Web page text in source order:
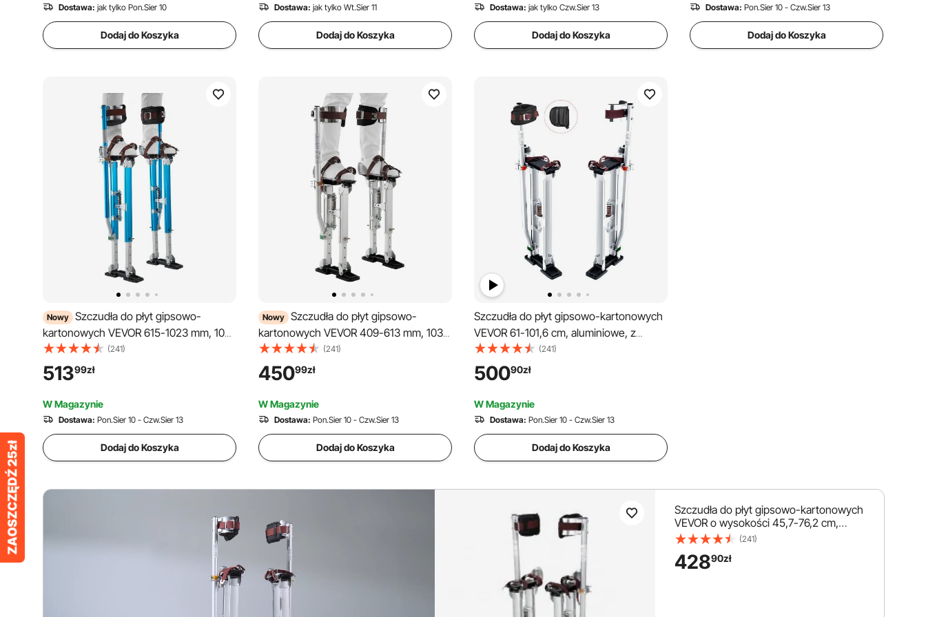
Dostawa: jak tylko Pon.Sier 10
Dodaj do Koszyka
elektryczne
Dostawa: jak tylko Wt.Sier 11
Dodaj do Koszyka
Prace elektryczne
Dostawa: jak tylko Czw.Sier 13
Dodaj do Koszyka
sufitów, placów budowy, czarne
Dostawa: Pon.Sier 10 - Czw.Sier 13
Dodaj do Koszyka
Nowy Szczudła do płyt gipsowo-
kartonowych VEVOR 615-1023 mm, 103
kg, wytrzymałe, z podwójnymi
sprężynami, antypoślizgowymi
podstawkami i pasem napinającym,
regulowane aluminiowe szczudła do płyt
gipsowo-kartonowych, konstrukcji
sufitów, placów budowy, niebieskie
(241)
51399zł
W Magazynie
Dostawa: Pon.Sier 10 - Czw.Sier 13
Dodaj do Koszyka
Nowy Szczudła do płyt gipsowo-
kartonowych VEVOR 409-613 mm, 103
kg, wytrzymałe, z podwójnymi
sprężynami, antypoślizgowymi
podstawkami i pasem napinającym,
regulowane aluminiowe szczudła do płyt
gipsowo-kartonowych, do budowy
sufitów, na place budowy, srebrne
(241)
45099zł
W Magazynie
Dostawa: Pon.Sier 10 - Czw.Sier 13
Dodaj do Koszyka
Szczudła do płyt gipsowo-kartonowych
VEVOR 61-101,6 cm, aluminiowe, z
regulacją wysokości, do konstrukcji
sufitów, udźwig 103 kg, szczudła
malarskie, rozmiar stopy 27-29 cm, do
malowania, dekoracji wnętrz, przycinania
drzew, prac elektrycznych
(241)
50090zł
W Magazynie
Dostawa: Pon.Sier 10 - Czw.Sier 13
Dodaj do Koszyka
Szczudła do płyt gipsowo-kartonowych
VEVOR o wysokości 45,7-76,2 cm,
aluminiowe, z regulacją wysokości, do
szczudła malarskie o długości stopy 27-
(241)
42890zł